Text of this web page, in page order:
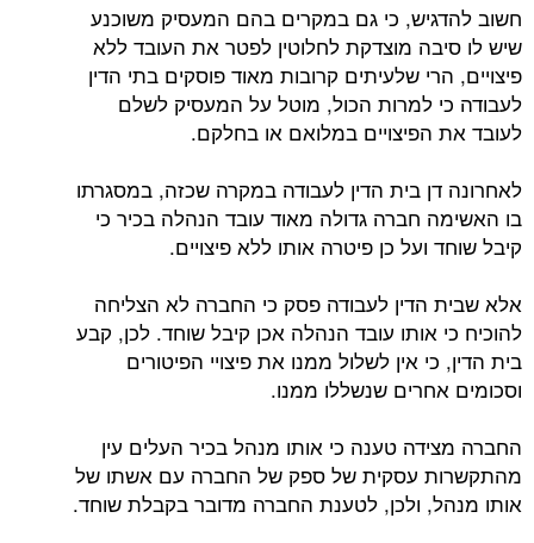
חשוב להדגיש, כי גם במקרים בהם המעסיק משוכנע
שיש לו סיבה מוצדקת לחלוטין לפטר את העובד ללא
פיצויים, הרי שלעיתים קרובות מאוד פוסקים בתי הדין
לעבודה כי למרות הכול, מוטל על המעסיק לשלם
לעובד את הפיצויים במלואם או בחלקם.
לאחרונה דן בית הדין לעבודה במקרה שכזה, במסגרתו
בו האשימה חברה גדולה מאוד עובד הנהלה בכיר כי
קיבל שוחד ועל כן פיטרה אותו ללא פיצויים.
אלא שבית הדין לעבודה פסק כי החברה לא הצליחה
להוכיח כי אותו עובד הנהלה אכן קיבל שוחד. לכן, קבע
בית הדין, כי אין לשלול ממנו את פיצויי הפיטורים
וסכומים אחרים שנשללו ממנו.
החברה מצידה טענה כי אותו מנהל בכיר העלים עין
מהתקשרות עסקית של ספק של החברה עם אשתו של
אותו מנהל, ולכן, לטענת החברה מדובר בקבלת שוחד.